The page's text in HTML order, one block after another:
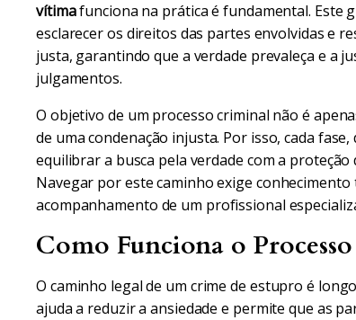
vítimafunciona na prática é fundamental. Este
esclarecer os direitos das partes envolvidas e
justa, garantindo que a verdade prevaleça e a
julgamentos.
O objetivo de um processo criminal não é
de uma condenação injusta. Por isso, cada
equilibrar a busca pela verdade com a
Navegar por este caminho exige conhecimento
acompanhamento de um profissional
Como Funciona o
O caminho legal de um crime de estupro é
ajuda a reduzir a ansiedade e permite que as